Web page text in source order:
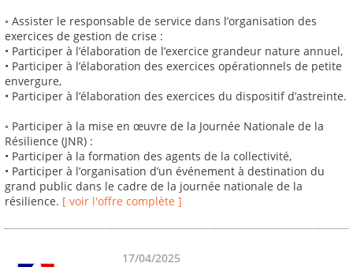
◦ Assister le responsable de service dans l’organisation des
exercices de gestion de crise :
• Participer à l’élaboration de l’exercice grandeur nature annuel,
• Participer à l’élaboration des exercices opérationnels de petite
envergure,
• Participer à l’élaboration des exercices du dispositif d’astreinte.
◦ Participer à la mise en œuvre de la Journée Nationale de la
Résilience (JNR) :
• Participer à la formation des agents de la collectivité,
• Participer à l’organisation d’un événement à destination du
grand public dans le cadre de la journée nationale de la
résilience. [ voir l'offre complète ]
17/04/2025